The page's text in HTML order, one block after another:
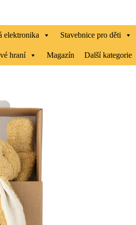
elektronika Stavebnice pro děti
hraní Magazín Další kategorie